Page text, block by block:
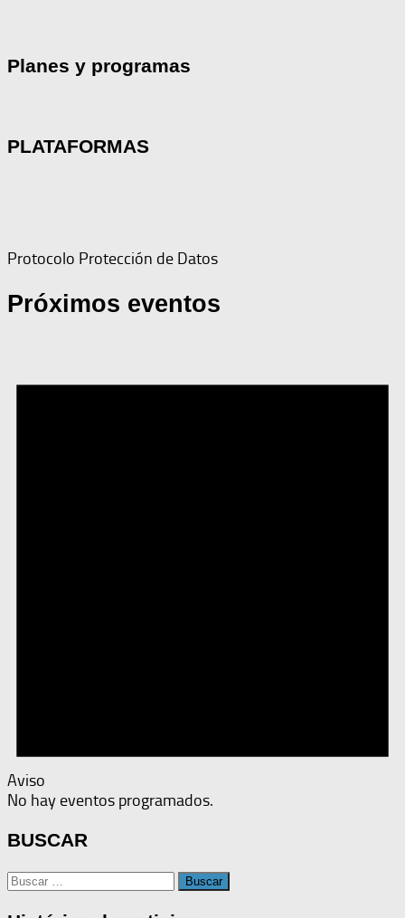
Planes y programas
PLATAFORMAS
Protocolo Protección de Datos
Próximos eventos
Aviso
No hay eventos programados.
BUSCAR
Buscar: